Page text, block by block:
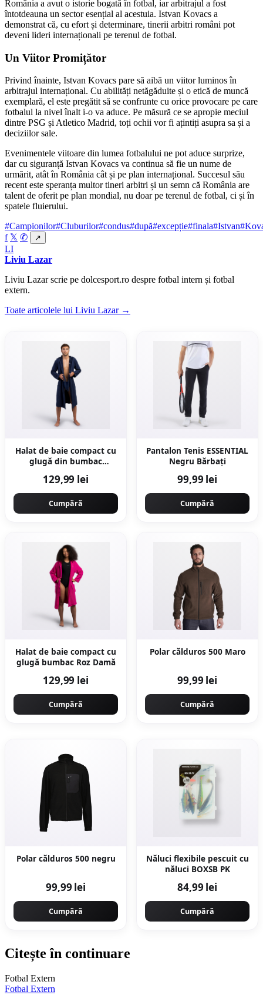
România a avut o istorie bogată în fotbal, iar arbitrajul a fost
întotdeauna un sector esențial al acestuia. Istvan Kovacs a
demonstrat că, cu efort și determinare, tinerii arbitri români pot
deveni lideri internaționali pe terenul de fotbal.
Un Viitor Promițător
Privind înainte, Istvan Kovacs pare să aibă un viitor luminos în
arbitrajul internațional. Cu abilități netăgăduite și o etică de muncă
exemplară, el este pregătit să se confrunte cu orice provocare pe care
fotbalul la nivel înalt i-o va aduce. Pe măsură ce se apropie meciul
dintre PSG și Atletico Madrid, toți ochii vor fi ațintiți asupra sa și a
deciziilor sale.
Evenimentele viitoare din lumea fotbalului ne pot aduce surprize,
dar cu siguranță Istvan Kovacs va continua să fie un nume de
urmărit, atât în România cât și pe plan internațional. Succesul său
recent este speranța multor tineri arbitri și un semn că România are
talent de oferit pe plan mondial, nu doar pe terenul de fotbal, ci și în
spatele fluierului.
#Campionilor#Cluburilor#condus#după#excepție#finala#Istvan
f 𝕏 ✆ ↗
LI
Liviu Lazar
Liviu Lazar scrie pe dolcesport.ro despre fotbal intern și fotbal
extern.
Toate articolele lui Liviu Lazar →
Halat de baie compact cu
glugă din bumbac
129,99 lei
Cumpără
Pantalon Tenis ESSENTIAL
Negru Bărbați
99,99 lei
Cumpără
Halat de baie compact cu
glugă bumbac Roz Damă
129,99 lei
Cumpără
Polar călduros 500 Maro
99,99 lei
Cumpără
Polar călduros 500 negru
99,99 lei
Cumpără
Năluci flexibile pescuit cu
năluci BOXSB PK
84,99 lei
Cumpără
Citește în continuare
Fotbal Extern
Fotbal Extern